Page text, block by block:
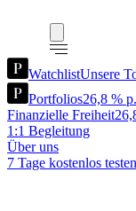
WatchlistUnsere
Portfolios26,8 %
Finanzielle Freiheit
1:1 Begleitung
Über uns
7 Tage kostenlos testen